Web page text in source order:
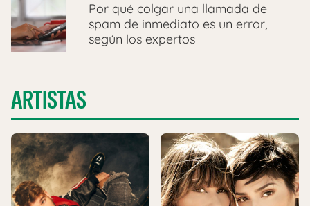
Por qué colgar una llamada de
spam de inmediato es un error,
según los expertos
ARTISTAS